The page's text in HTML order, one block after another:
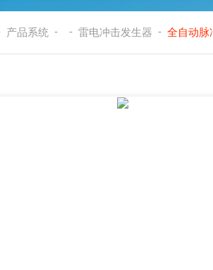
产品系统 - - 雷电冲击发生器 - 全自动脉